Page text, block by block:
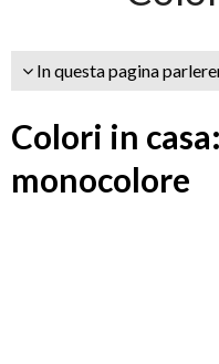
In questa pagina
Colori in
monocolore